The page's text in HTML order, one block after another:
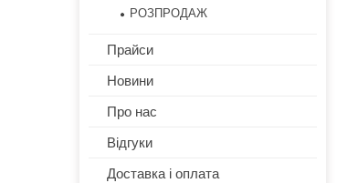
РОЗПРОДАЖ
Прайси
Новини
Про нас
Відгуки
Доставка і оплата